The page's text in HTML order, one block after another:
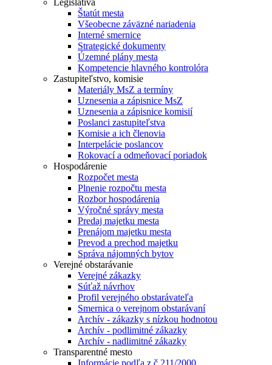
Legislatíva
Štatút mesta
Všeobecne záväzné nariadenia
Interné smernice
Strategické dokumenty
Územné plány mesta
Kompetencie hlavného kontrolóra
Zastupiteľstvo, komisie
Materiály MsZ a termíny
Uznesenia a zápisnice MsZ
Uznesenia a zápisnice komisií
Poslanci zastupiteľstva
Komisie a ich členovia
Interpelácie poslancov
Rokovací a odmeňovací poriadok
Hospodárenie
Rozpočet mesta
Plnenie rozpočtu mesta
Rozbor hospodárenia
Výročné správy mesta
Predaj majetku mesta
Prenájom majetku mesta
Prevod a prechod majetku
Správa nájomných bytov
Verejné obstarávanie
Verejné zákazky
Súťaž návrhov
Profil verejného obstarávateľa
Smernica o verejnom obstarávaní
Archív - zákazky s nízkou hodnotou
Archív - podlimitné zákazky
Archív - nadlimitné zákazky
Transparentné mesto